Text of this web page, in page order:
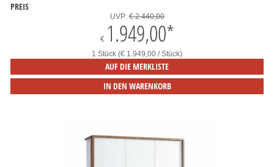
PREIS
UVP:€ 2.440,00
€ 1.949,00*
1 Stück (€ 1.949,00 / Stück)
AUF DIE MERKLISTE
IN DEN WARENKORB